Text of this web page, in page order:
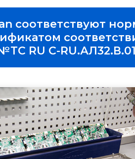
соответствуют
RU C-